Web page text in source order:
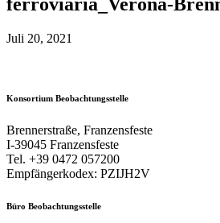
Juli 20, 2021
Konsortium Beobachtungsstelle
Brennerstraße, Franzensfeste
I-39045 Franzensfeste
Tel. +39 0472 057200
Empfängerkodex: PZIJH2V
Büro Beobachtungsstelle